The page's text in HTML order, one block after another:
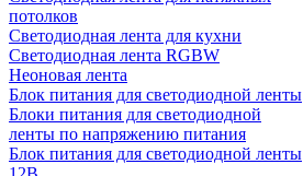
потолков
Светодиодная лента для кухни
Светодиодная лента RGBW
Неоновая лента
Блок питания для светодиодной ленты
Блоки питания для светодиодной
ленты по напряжению питания
Блок питания для светодиодной ленты